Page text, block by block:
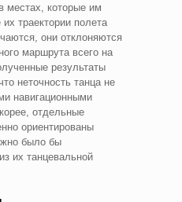
местах, которые им
траектории полета
они отклоняются
маршрута всего на
результаты
неточность танца не
навигационными
отдельные
ориентированы
было бы
их танцевальной